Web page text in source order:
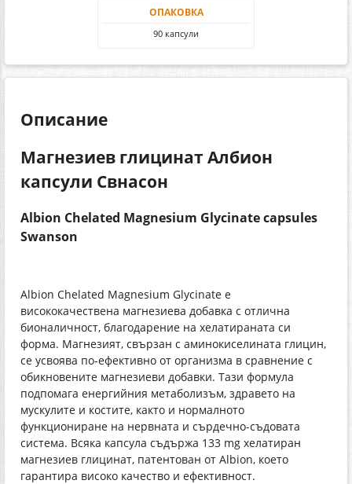
ОПАКОВКА
90 капсули
Описание
Магнезиев глицинат Албион
капсули Свнасон
Albion Chelated Magnesium Glycinate capsules
Swanson
Albion Chelated Magnesium Glycinate е
висококачествена магнезиева добавка с отлична
бионаличност, благодарение на хелатираната си
форма. Магнезият, свързан с аминокиселината глицин,
се усвоява по-ефективно от организма в сравнение с
обикновените магнезиеви добавки. Тази формула
подпомага енергийния метаболизъм, здравето на
мускулите и костите, както и нормалното
функциониране на нервната и сърдечно-съдовата
система. Всяка капсула съдържа 133 mg хелатиран
магнезиев глицинат, патентован от Albion, което
гарантира високо качество и ефективност.